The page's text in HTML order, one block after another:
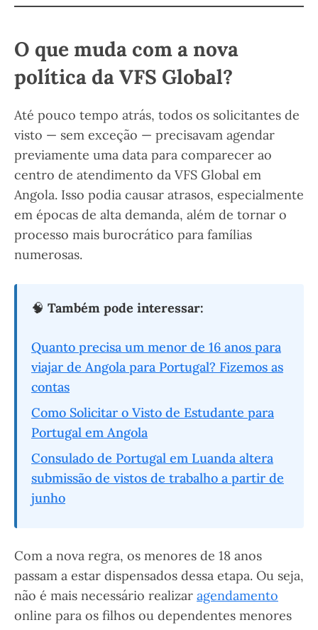
O que muda com a nova
política da VFS Global?
Até pouco tempo atrás, todos os solicitantes de
visto — sem exceção — precisavam agendar
previamente uma data para comparecer ao
centro de atendimento da VFS Global em
Angola. Isso podia causar atrasos, especialmente
em épocas de alta demanda, além de tornar o
processo mais burocrático para famílias
numerosas.
🧠 Também pode interessar:
Quanto precisa um menor de 16 anos para
viajar de Angola para Portugal? Fizemos as
contas
Como Solicitar o Visto de Estudante para
Portugal em Angola
Consulado de Portugal em Luanda altera
submissão de vistos de trabalho a partir de
junho
Com a nova regra, os menores de 18 anos
passam a estar dispensados dessa etapa. Ou seja,
não é mais necessário realizar agendamento
online para os filhos ou dependentes menores